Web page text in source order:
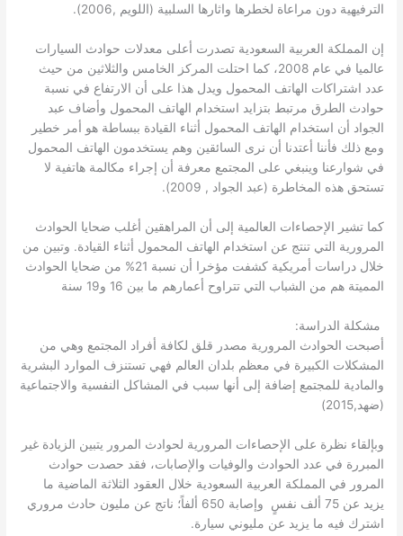
الترفيهية دون مراعاة لخطرها واثارها السلبية (اللويم ,2006).
إن المملكة العربية السعودية تصدرت أعلى معدلات حوادث السيارات
عالميا في عام 2008، كما احتلت المركز الخامس والثلاثين من حيث
عدد اشتراكات الهاتف المحمول ويدل هذا على أن الارتفاع في نسبة
حوادث الطرق مرتبط بتزايد استخدام الهاتف المحمول وأضاف عبد
الجواد أن استخدام الهاتف المحمول أثناء القيادة ببساطة هو أمر خطير
ومع ذلك فأننا أعتدنا أن نرى السائقين وهم يستخدمون الهاتف المحمول
في شوارعنا وينبغي على المجتمع معرفة أن إجراء مكالمة هاتفية لا
تستحق هذه المخاطرة (عبد الجواد , 2009).
كما تشير الإحصاءات العالمية إلى أن المراهقين أغلب ضحايا الحوادث
المرورية التي تنتج عن استخدام الهاتف المحمول أثناء القيادة. وتبين من
خلال دراسات أمريكية كشفت مؤخرا أن نسبة 21% من ضحايا الحوادث
المميتة هم من الشباب التي تتراوح أعمارهم ما بين 16 و19 سنة
مشكلة الدراسة:
أصبحت الحوادث المرورية مصدر قلق لكافة أفراد المجتمع وهي من
المشكلات الكبيرة في معظم بلدان العالم فهي تستنزف الموارد البشرية
والمادية للمجتمع إضافة إلى أنها سبب في المشاكل النفسية والاجتماعية
(ضهد,2015)
وبإلقاء نظرة على الإحصاءات المرورية لحوادث المرور يتبين الزيادة غير
المبررة في عدد الحوادث والوفيات والإصابات، فقد حصدت حوادث
المرور في المملكة العربية السعودية خلال العقود الثلاثة الماضية ما
يزيد عن 75 ألف نفسٍ وإصابة 650 ألفاً؛ ناتج عن مليون حادث مروري
اشترك فيه ما يزيد عن مليوني سيارة.